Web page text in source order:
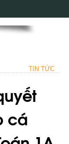
TIN TỨC
cá